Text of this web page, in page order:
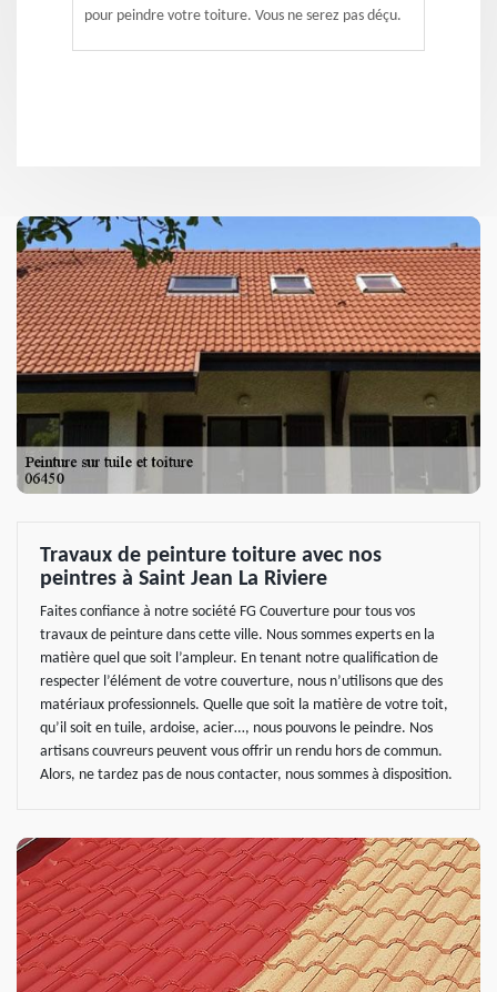
pour peindre votre toiture. Vous ne serez pas déçu.
Travaux de peinture toiture avec nos
peintres à Saint Jean La Riviere
Faites confiance à notre société FG Couverture pour tous vos
travaux de peinture dans cette ville. Nous sommes experts en la
matière quel que soit l’ampleur. En tenant notre qualification de
respecter l’élément de votre couverture, nous n’utilisons que des
matériaux professionnels. Quelle que soit la matière de votre toit,
qu’il soit en tuile, ardoise, acier…, nous pouvons le peindre. Nos
artisans couvreurs peuvent vous offrir un rendu hors de commun.
Alors, ne tardez pas de nous contacter, nous sommes à disposition.